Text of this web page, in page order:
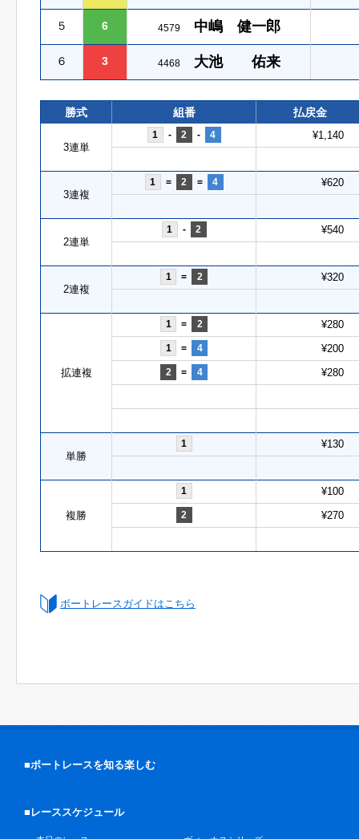
５ 6 4579 中嶋 健一郎
６ 3 4468 大池 佑来
勝式 組番 払戻金
3連単
1 - 2 - 4 ¥1,140
3連複
1 = 2 = 4 ¥620
2連単
1 - 2 ¥540
2連複
1 = 2 ¥320
拡連複
1 = 2 ¥280
1 = 4 ¥200
2 = 4 ¥280
単勝
1 ¥130
複勝
1 ¥100
2 ¥270
ボートレースガイドはこちら
■ボートレースを知る楽しむ
■レーススケジュール